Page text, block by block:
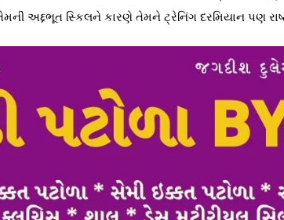
અદ્દભૂત સ્કિલને કારણે તેમને ટ્રેનિંગ દરમિયાન પણ